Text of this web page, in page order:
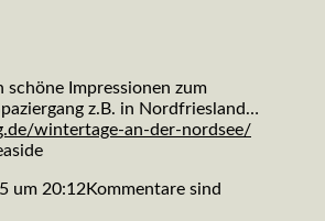
schöne Impressionen zum
z.B. in Nordfriesland…
wintertage-an-der-nordsee/
um 20:12 Kommentare sind